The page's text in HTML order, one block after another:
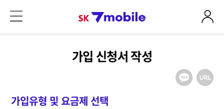
SK 7mobile
가입 신청서 작성
가입유형 및 요금제 선택